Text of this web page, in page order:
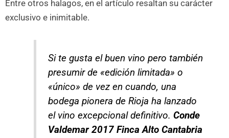
Entre otros halagos, en el artículo resaltan su carácter
exclusivo e inimitable.
Si te gusta el buen vino pero también
presumir de «edición limitada» o
«único» de vez en cuando, una
bodega pionera de Rioja ha lanzado
el vino excepcional definitivo. Conde
Valdemar 2017 Finca Alto Cantabria